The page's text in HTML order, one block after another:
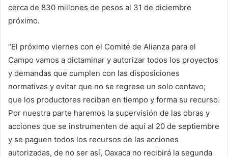
cerca de 830 millones de pesos al 31 de diciembre
próximo.
“El próximo viernes con el Comité de Alianza para el
Campo vamos a dictaminar y autorizar todos los proyectos
y demandas que cumplen con las disposiciones
normativas y evitar que no se regrese un solo centavo;
que los productores reciban en tiempo y forma su recurso.
Por nuestra parte haremos la supervisión de las obras y
acciones que se instrumenten de aquí al 20 de septiembre
y se paguen todos los recursos de las acciones
autorizadas, de no ser así, Oaxaca no recibirá la segunda